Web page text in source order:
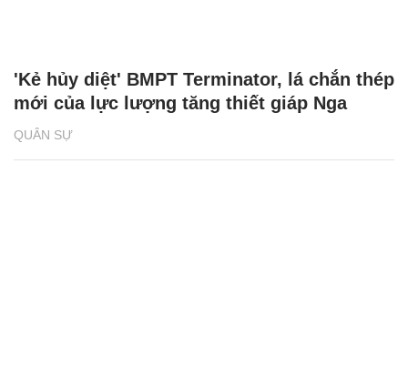
QUÂN SỰ
'Kẻ hủy diệt' BMPT Terminator, lá chắn thép
mới của lực lượng tăng thiết giáp Nga